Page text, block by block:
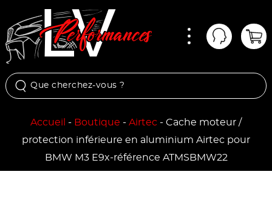
Mon
Accueil - Boutique - Airtec - Cache moteur /
protection inférieure en aluminium Airtec pour
BMW M3 E9x-référence ATMSBMW22